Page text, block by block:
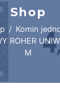
Shop
Komin
ROHER
M